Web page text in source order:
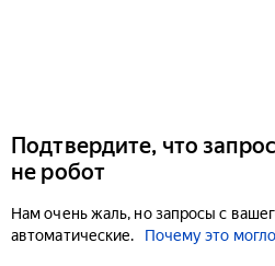
Подтвердите, что
не робот
Нам очень жаль, но запросы с
автоматические.
Почему это